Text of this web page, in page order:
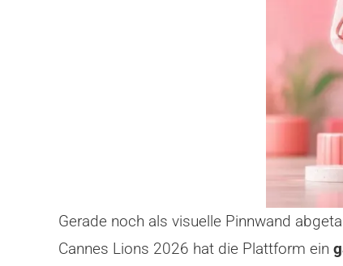
Gerade noch als visuelle Pinnwand
Cannes Lions 2026 hat die Plattform ein